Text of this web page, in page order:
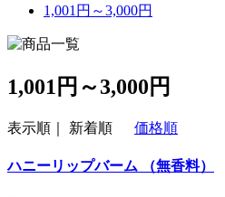
1,001円～3,000円
1,001円～3,000円
表示順｜ 新着順 価格順
ハニーリップバーム （無香料）